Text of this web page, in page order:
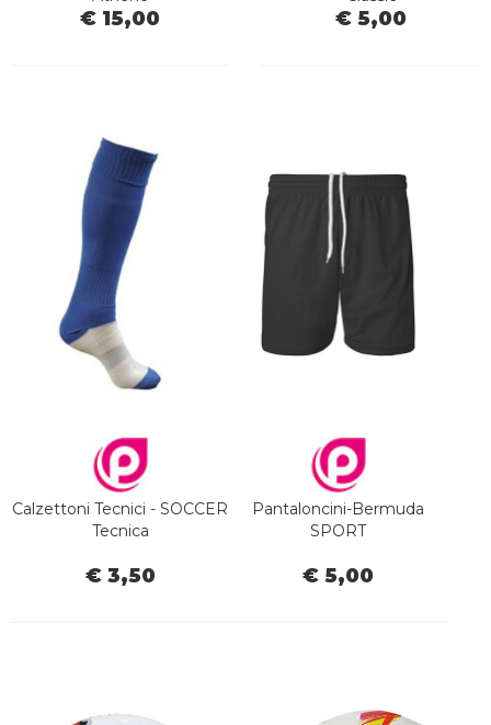
€ 15,00 € 5,00
Calzettoni Tecnici - SOCCER
Tecnica
€ 3,50
Pantaloncini-Bermuda
SPORT
€ 5,00